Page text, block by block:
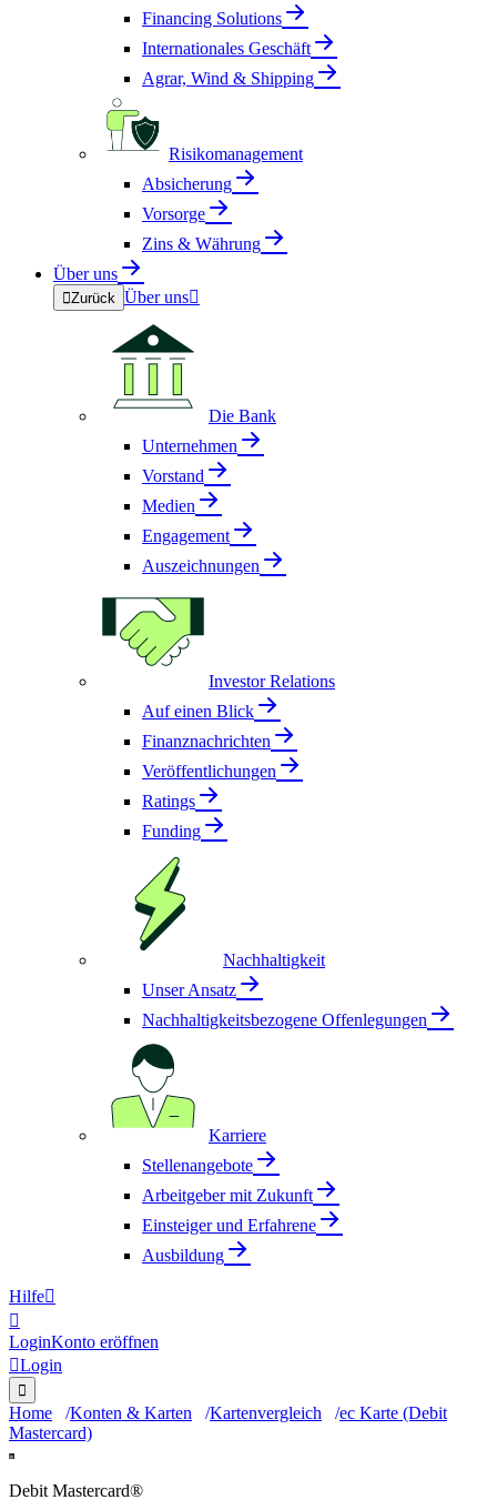
Financing Solutions
Internationales Geschäft
Agrar, Wind & Shipping
Risikomanagement
Absicherung
Vorsorge
Zins & Währung
Über uns
Zurück Über uns
Die Bank
Unternehmen
Vorstand
Medien
Engagement
Auszeichnungen
Investor Relations
Auf einen Blick
Finanznachrichten
Veröffentlichungen
Ratings
Funding
Nachhaltigkeit
Unser Ansatz
Nachhaltigkeitsbezogene Offenlegungen
Karriere
Stellenangebote
Arbeitgeber mit Zukunft
Einsteiger und Erfahrene
Ausbildung
Hilfe

LoginKonto eröffnen
Login

Home Konten & Karten Kartenvergleich
ec Karte (Debit
Mastercard)
Debit Mastercard®